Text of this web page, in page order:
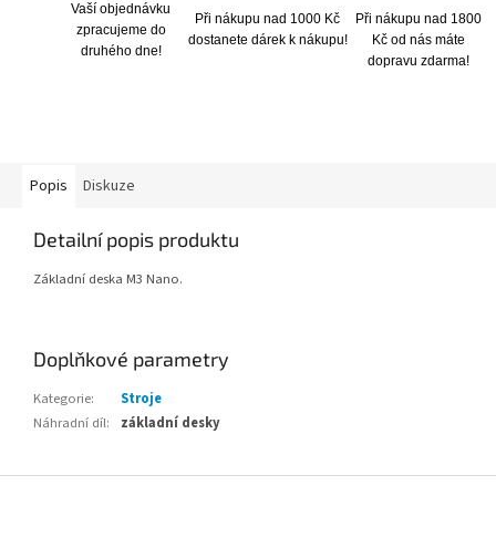
Vaší objednávku
zpracujeme do
druhého dne!
Při nákupu nad 1000 Kč
dostanete dárek k nákupu!
Při nákupu nad 1800
Kč od nás máte
dopravu zdarma!
Popis Diskuze
Detailní popis produktu
Základní deska M3 Nano.
Doplňkové parametry
Kategorie:
Stroje
Náhradní díl: základní desky